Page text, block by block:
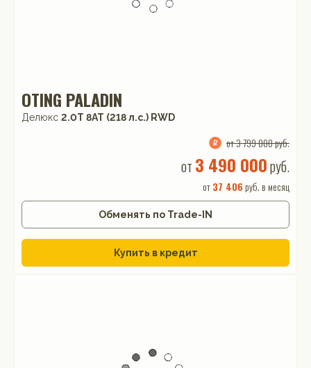
OTING PALADIN
Делюкс 2.0T 8AT (218 л.с.) RWD
от 3 799 000 руб.
от 3 490 000руб.
от37 406 руб. в месяц
Обменять по Trade-IN
Купить в кредит